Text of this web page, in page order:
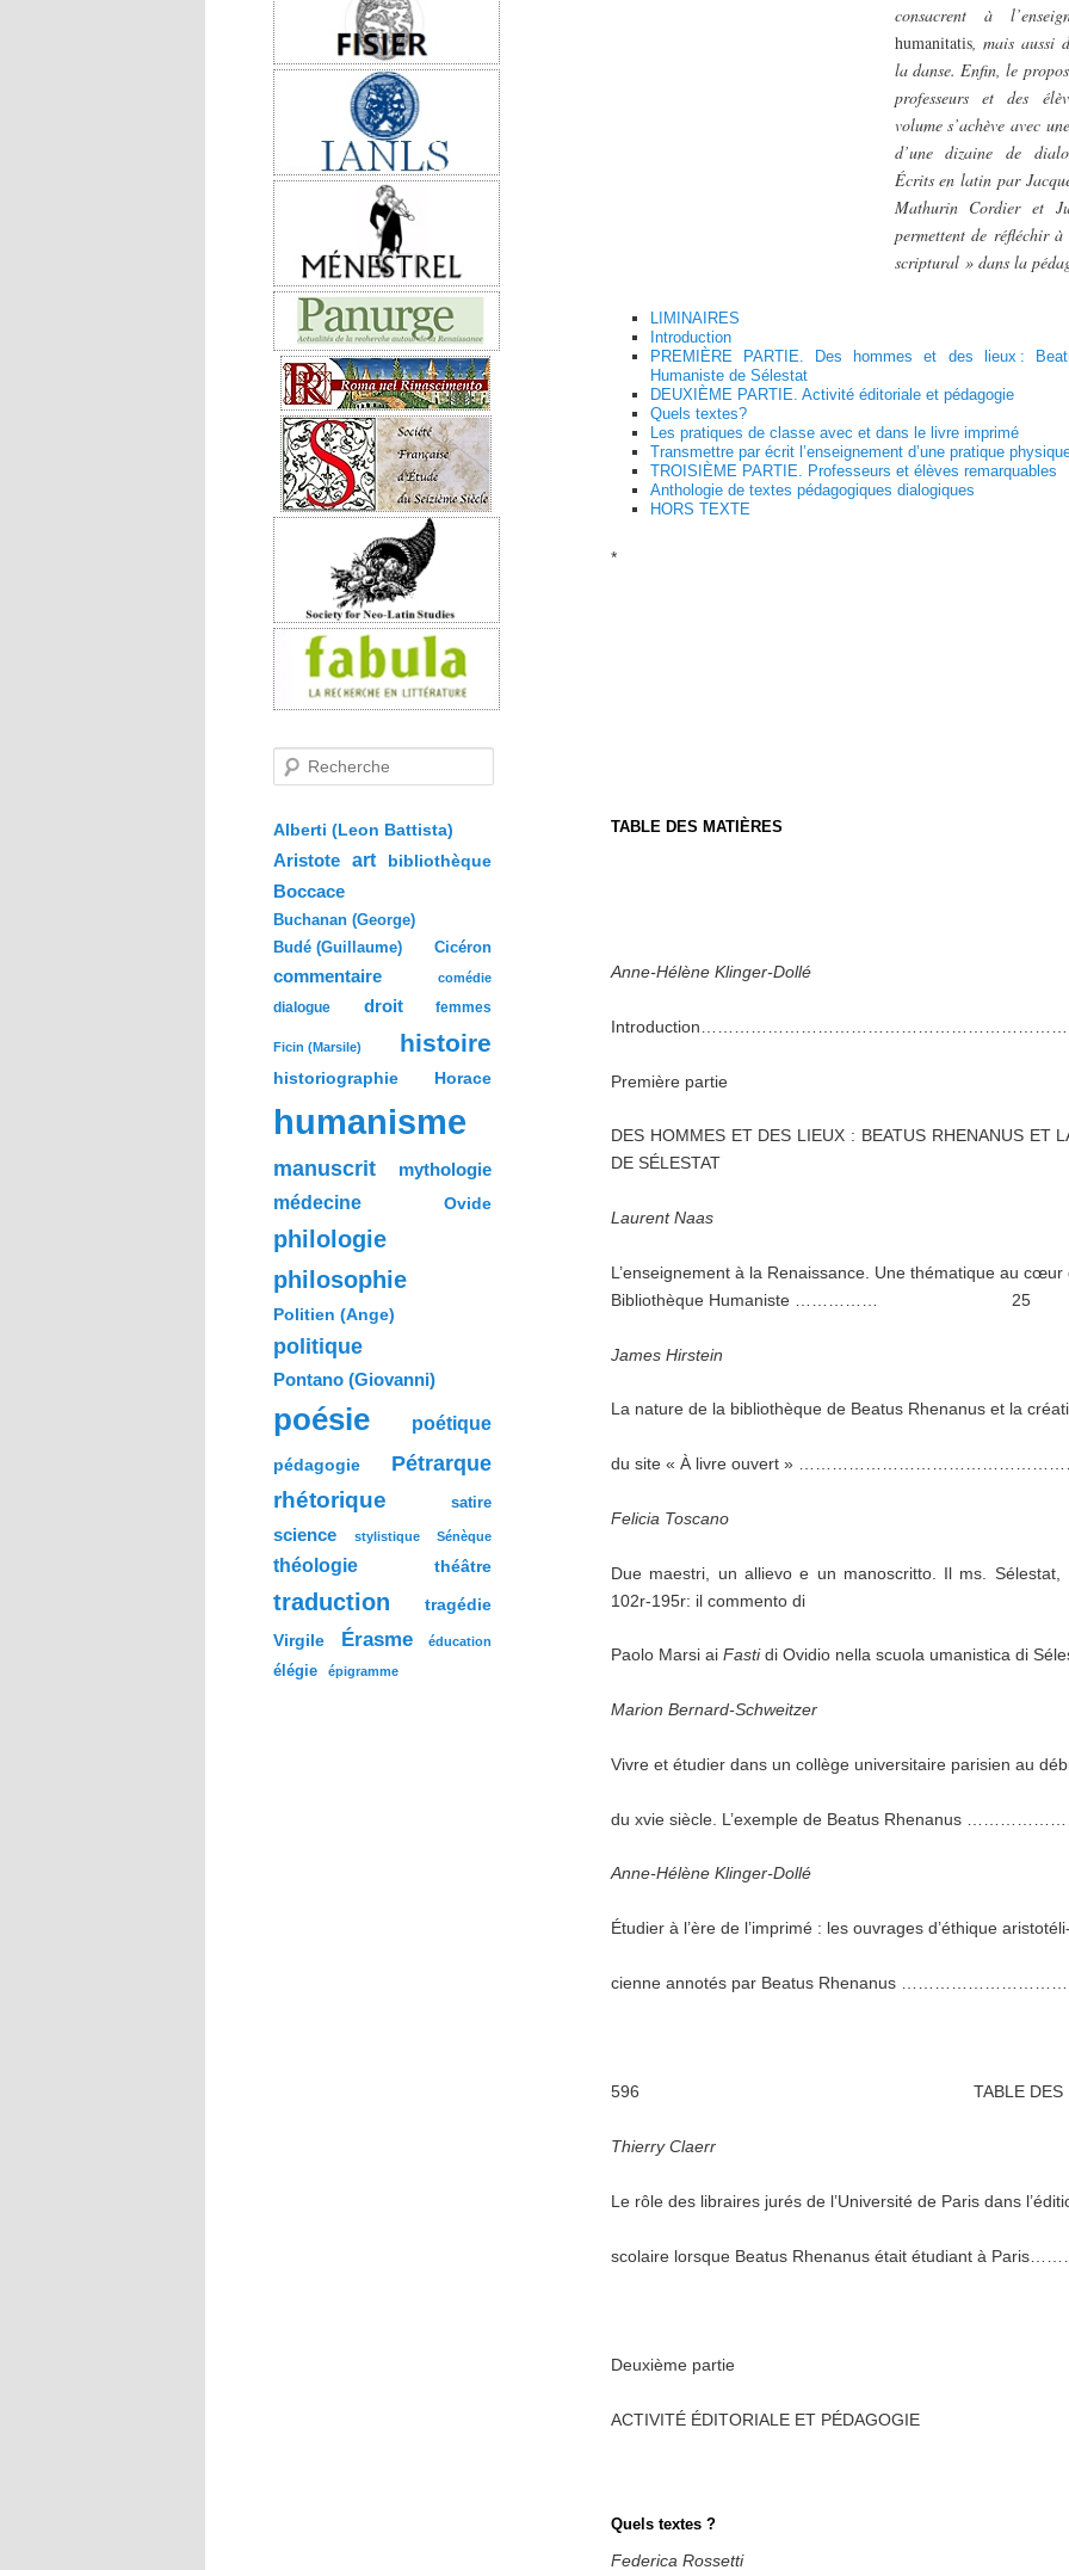
consacrent à
humanitatis, mais aussi
la danse. Enfin, le
professeurs et des
volume s’achève avec
d’une dizaine de
Écrits en latin par
Mathurin Cordier et
permettent de réfléchir
scriptural » dans la
LIMINAIRES
Introduction
PREMIÈRE PARTIE. Des hommes et des lieux :
Humaniste de Sélestat
DEUXIÈME PARTIE. Activité éditoriale et pédagogie
Quels textes?
Les pratiques de classe avec et dans le livre imprimé
Transmettre par écrit l’enseignement d’une pratique
TROISIÈME PARTIE. Professeurs et élèves remarquables
Anthologie de textes pédagogiques dialogiques
HORS TEXTE
*
TABLE DES MATIÈRES
Anne-Hélène Klinger-Dollé
Première partie
DES HOMMES ET DES LIEUX : BEATUS RHENANUS ET
DE SÉLESTAT
Laurent Naas
L’enseignement à la Renaissance. Une thématique au
Bibliothèque Humaniste …………… 25
James Hirstein
La nature de la bibliothèque de Beatus Rhenanus et la
du site « À livre ouvert »
Felicia Toscano
Due maestri, un allievo e un manoscritto. Il ms. Sélestat,
102r-195r: il commento di
Paolo Marsi ai Fastidi Ovidio nella scuola umanistica
Marion Bernard-Schweitzer
Vivre et étudier dans un collège universitaire parisien au
du xvie siècle. L’exemple de Beatus Rhenanus
Anne-Hélène Klinger-Dollé
Étudier à l’ère de l’imprimé : les ouvrages d’éthique
cienne annotés par Beatus Rhenanus
596 TABLE DES
ThierryClaerr
Le rôle des libraires jurés de l’Université de Paris dans
scolaire lorsque Beatus Rhenanus était étudiant à
Deuxième partie
ACTIVITÉ ÉDITORIALE ET PÉDAGOGIE
Quels textes ?
Federica Rossetti
c
e
c
e
Alberti (Leon Battista)
Aristote art bibliothèque
Boccace
Buchanan (George)
Budé (Guillaume) Cicéron
commentaire comédie
dialogue droit femmes
Ficin (Marsile) histoire
historiographie Horace
humanisme
manuscrit
mythologie
médecine
Ovide
philologie
philosophie
Politien (Ange)
politique
Pontano (Giovanni)
poésie poétique
pédagogie Pétrarque
rhétorique satire
science stylistique Sénèque
théologie théâtre
traduction
tragédie
Virgile
Érasme éducation
élégie épigramme